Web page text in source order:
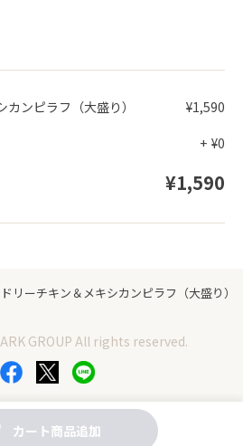
ンピラフ（大盛り）
¥1,590
+ ¥0
¥1,590
リーチキン＆メキシカンピラフ（大盛り）
GROUP All rights reserved.
カート商品追加